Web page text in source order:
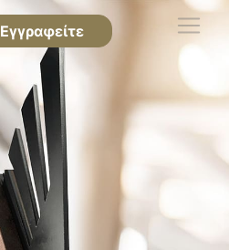
Εγγραφείτε